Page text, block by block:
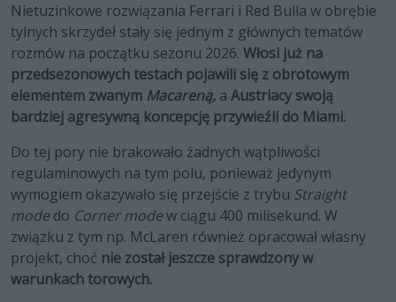
Nietuzinkowe rozwiązania Ferrari i Red Bulla w obrębie
tylnych skrzydeł stały się jednym z głównych tematów
rozmów na początku sezonu 2026. Włosi już na
przedsezonowych testach pojawili się z obrotowym
elementem zwanym Macareną, a Austriacy swoją
bardziej agresywną koncepcję przywieźli do Miami.
Do tej pory nie brakowało żadnych wątpliwości
regulaminowych na tym polu, ponieważ jedynym
wymogiem okazywało się przejście z trybu Straight
modedo Corner modew ciągu 400 milisekund. W
związku z tym np. McLaren również opracował własny
projekt, choć nie został jeszcze sprawdzony w
warunkach torowych.